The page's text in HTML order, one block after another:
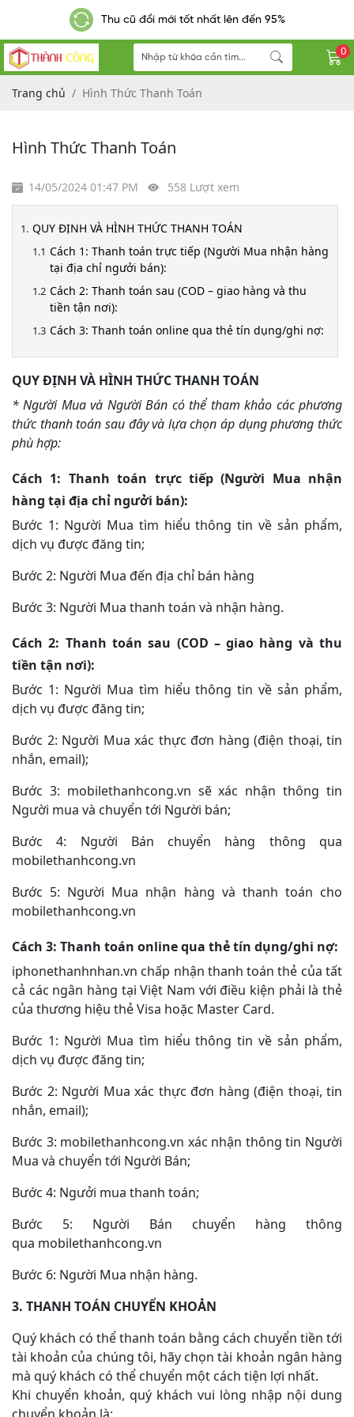
Thu cũ đổi mới tốt nhất lên đến 95%
0
Trang chủ Hình Thức Thanh Toán
Hình Thức Thanh Toán
14/05/2024 01:47 PM 558 Lượt xem
QUY ĐỊNH VÀ HÌNH THỨC THANH TOÁN
Cách 1: Thanh toán trực tiếp (Người Mua nhận hàng
tại địa chỉ ngưởi bán):
Cách 2: Thanh toán sau (COD – giao hàng và thu
tiền tận nơi):
Cách 3: Thanh toán online qua thẻ tín dụng/ghi nợ:
QUY ĐỊNH VÀ HÌNH THỨC THANH TOÁN
* Người Mua và Người Bán có thể tham khảo các phương
thức thanh toán sau đây và lựa chọn áp dụng phương thức
phù hợp:
Cách 1: Thanh toán trực tiếp (Người Mua nhận
hàng tại địa chỉ ngưởi bán):
Bước 1: Người Mua tìm hiểu thông tin về sản phẩm,
dịch vụ được đăng tin;
Bước 2: Người Mua đến địa chỉ bán hàng
Bước 3: Người Mua thanh toán và nhận hàng.
Cách 2: Thanh toán sau (COD – giao hàng và thu
tiền tận nơi):
Bước 1: Người Mua tìm hiểu thông tin về sản phẩm,
dịch vụ được đăng tin;
Bước 2: Người Mua xác thực đơn hàng (điện thoại, tin
nhắn, email);
Bước 3: mobilethanhcong.vn sẽ xác nhận thông tin
Người mua và chuyển tới Người bán;
Bước 4: Người Bán chuyển hàng thông qua
mobilethanhcong.vn
Bước 5: Người Mua nhận hàng và thanh toán cho
mobilethanhcong.vn
Cách 3: Thanh toán online qua thẻ tín dụng/ghi nợ:
iphonethanhnhan.vn chấp nhận thanh toán thẻ của tất
cả các ngân hàng tại Việt Nam với điều kiện phải là thẻ
của thương hiệu thẻ Visa hoặc Master Card.
Bước 1: Người Mua tìm hiểu thông tin về sản phẩm,
dịch vụ được đăng tin;
Bước 2: Người Mua xác thực đơn hàng (điện thoại, tin
nhắn, email);
Bước 3: mobilethanhcong.vn xác nhận thông tin Người
Mua và chuyển tới Người Bán;
Bước 4: Ngưởi mua thanh toán;
Bước 5: Người Bán chuyển hàng thông
qua mobilethanhcong.vn
Bước 6: Người Mua nhận hàng.
3. THANH TOÁN CHUYỂN KHOẢN
Quý khách có thể thanh toán bằng cách chuyển tiền tới
tài khoản của chúng tôi, hãy chọn tài khoản ngân hàng
mà quý khách có thể chuyển một cách tiện lợi nhất.
Khi chuyển khoản, quý khách vui lòng nhập nội dung